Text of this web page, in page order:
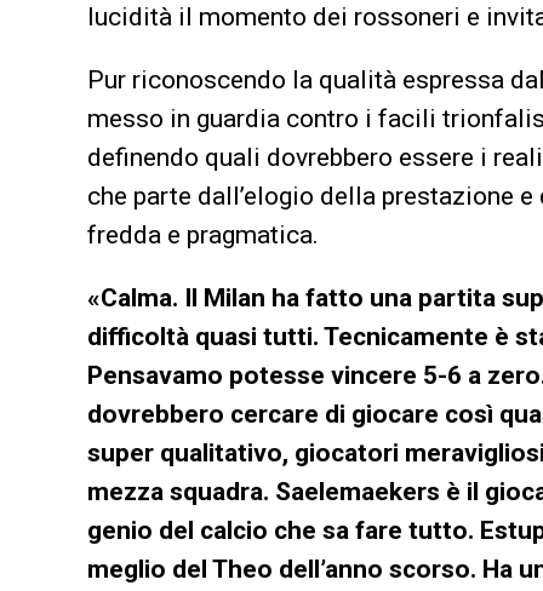
lucidità il momento dei rossoneri e
Pur riconoscendo la qualità espressa
messo in guardia contro i facili
definendo quali dovrebbero essere i
che parte dall’elogio della prestazione
fredda e pragmatica.
«Calma. Il Milan ha fatto una partita
difficoltà quasi tutti. Tecnicamente è
Pensavamo potesse vincere 5-6 a
dovrebbero cercare di giocare così
super qualitativo, giocatori
mezza squadra. Saelemaekers è il
genio del calcio che sa fare tutto.
meglio del Theo dell’anno scorso. Ha